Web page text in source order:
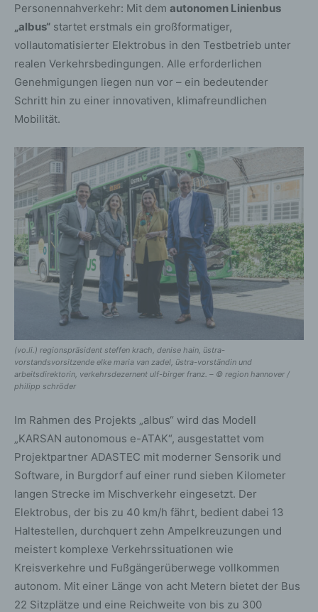
Personennahverkehr: Mit dem autonomen Linienbus
„albus“ startet erstmals ein großformatiger,
vollautomatisierter Elektrobus in den Testbetrieb unter
realen Verkehrsbedingungen. Alle erforderlichen
Genehmigungen liegen nun vor – ein bedeutender
Schritt hin zu einer innovativen, klimafreundlichen
Mobilität.
(vo.li.) regionspräsident steffen krach, denise hain, üstra-
vorstandsvorsitzende elke maria van zadel, üstra-vorständin und
arbeitsdirektorin, verkehrsdezernent ulf-birger franz. – © region hannover /
philipp schröder
Im Rahmen des Projekts „albus“ wird das Modell
„KARSAN autonomous e-ATAK“, ausgestattet vom
Projektpartner ADASTEC mit moderner Sensorik und
Software, in Burgdorf auf einer rund sieben Kilometer
langen Strecke im Mischverkehr eingesetzt. Der
Elektrobus, der bis zu 40 km/h fährt, bedient dabei 13
Haltestellen, durchquert zehn Ampelkreuzungen und
meistert komplexe Verkehrssituationen wie
Kreisverkehre und Fußgängerüberwege vollkommen
autonom. Mit einer Länge von acht Metern bietet der Bus
22 Sitzplätze und eine Reichweite von bis zu 300